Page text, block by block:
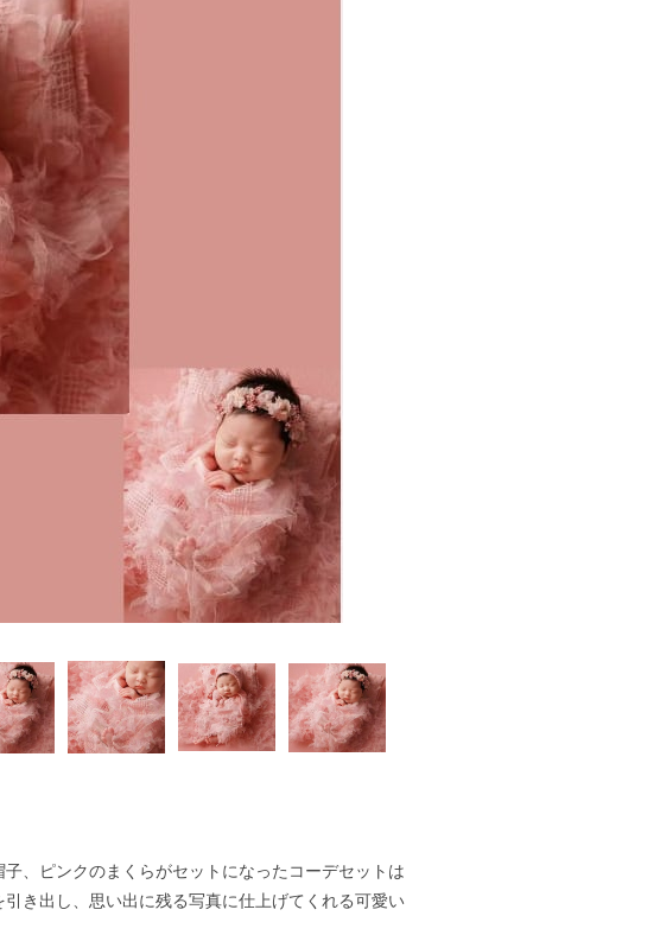
、ピンクのまくらがセットになったコーデセットは
き出し、思い出に残る写真に仕上げてくれる可愛い